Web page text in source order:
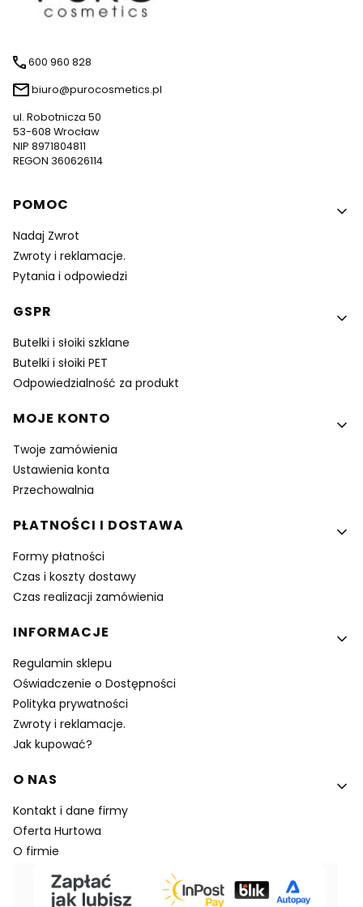
600 960 828
biuro@purocosmetics.pl
ul. Robotnicza 50
53-608 Wrocław
NIP 8971804811
REGON 360626114
Linki w stopce
POMOC
Nadaj Zwrot
Zwroty i reklamacje.
Pytania i odpowiedzi
GSPR
Butelki i słoiki szklane
Butelki i słoiki PET
Odpowiedzialność za produkt
MOJE KONTO
Twoje zamówienia
Ustawienia konta
Przechowalnia
PŁATNOŚCI I DOSTAWA
Formy płatności
Czas i koszty dostawy
Czas realizacji zamówienia
INFORMACJE
Regulamin sklepu
Oświadczenie o Dostępności
Polityka prywatności
Zwroty i reklamacje.
Jak kupować?
O NAS
Kontakt i dane firmy
Oferta Hurtowa
O firmie